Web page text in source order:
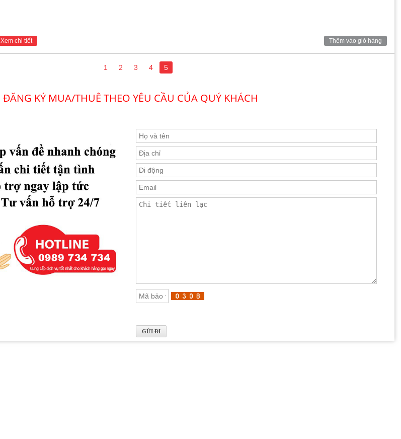
Xem chi tiết Thêm vào giỏ hàng
1 2 3 4 5
ĐĂNG KÝ MUA/THUÊ THEO YÊU CẦU CỦA QUÝ KHÁCH